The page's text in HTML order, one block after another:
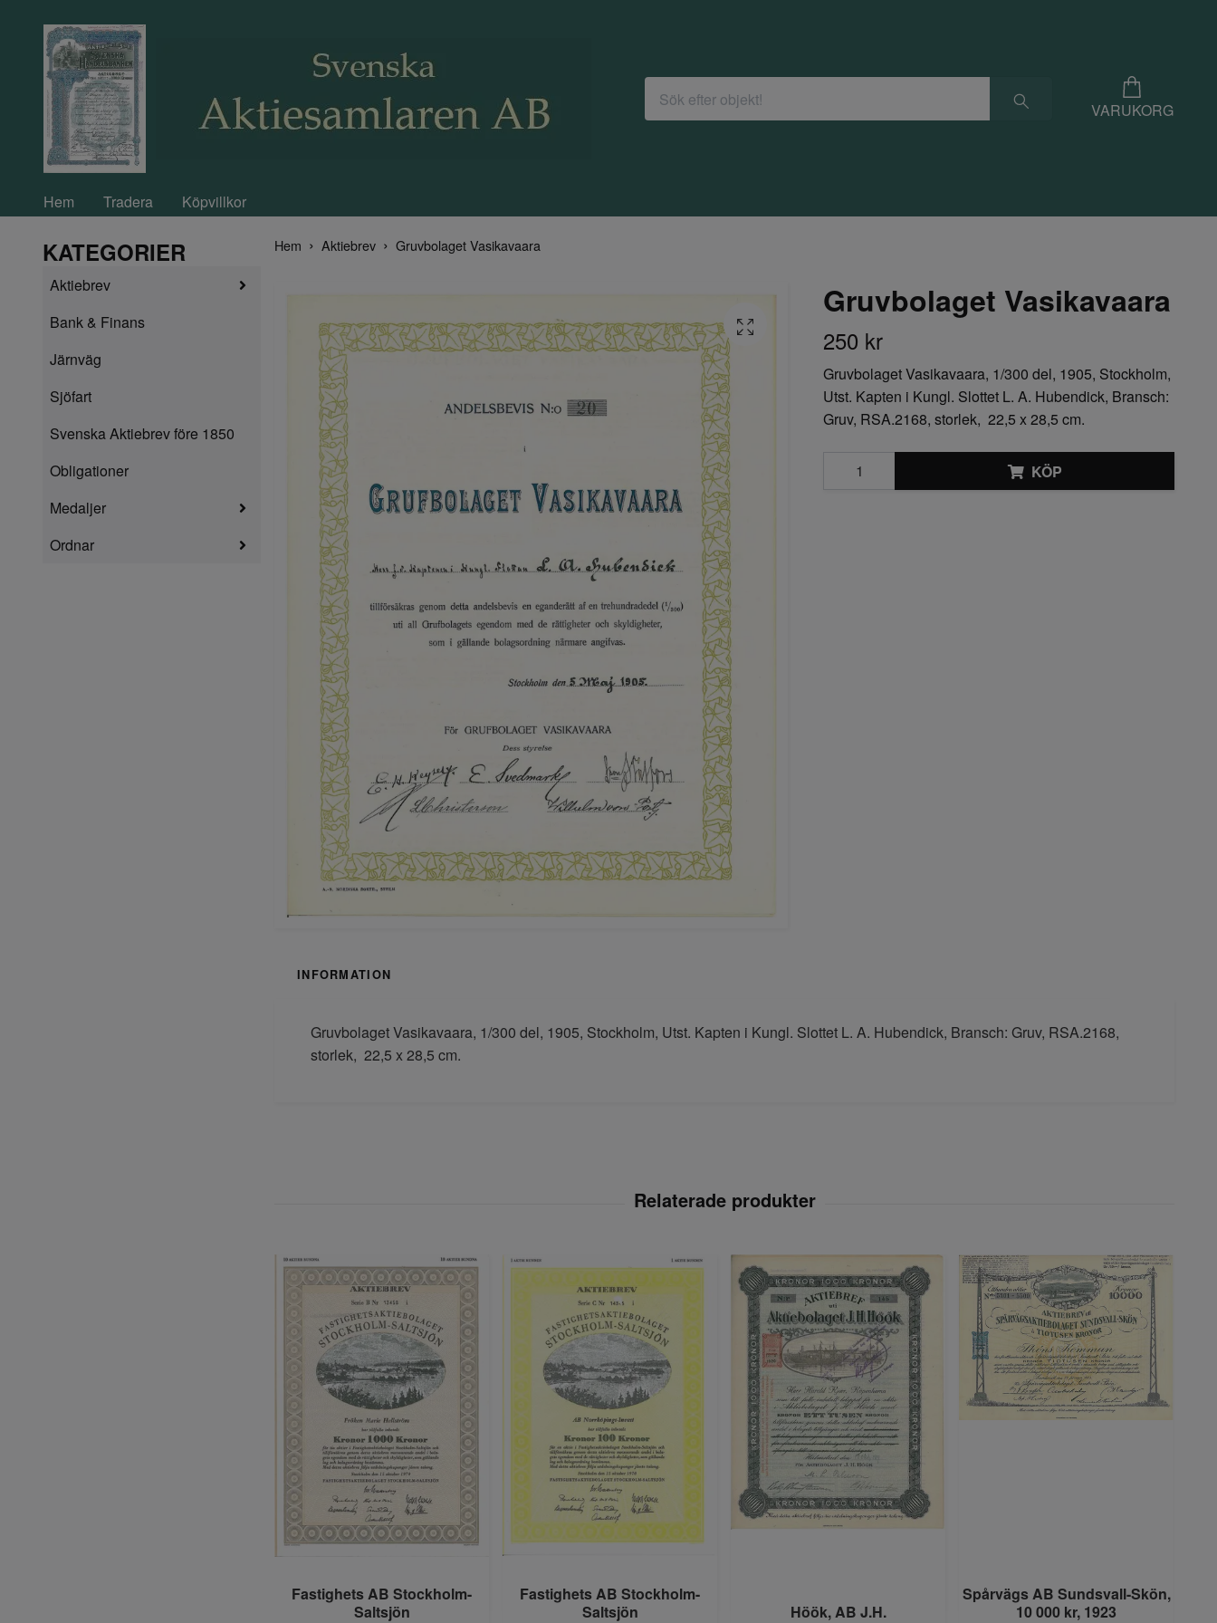
VARUKORG
Hem Tradera Köpvillkor
KATEGORIER
Aktiebrev
Bank & Finans
Järnväg
Sjöfart
Svenska Aktiebrev före 1850
Obligationer
Medaljer
Ordnar
Hem Aktiebrev Gruvbolaget Vasikavaara
Gruvbolaget Vasikavaara
250 kr
Gruvbolaget Vasikavaara, 1/300 del, 1905, Stockholm,
Utst. Kapten i Kungl. Slottet L. A. Hubendick, Bransch:
Gruv, RSA.2168, storlek, 22,5 x 28,5 cm.
KÖP
INFORMATION
Gruvbolaget Vasikavaara, 1/300 del, 1905, Stockholm, Utst. Kapten i Kungl. Slottet L. A. Hubendick, Bransch: Gruv, RSA.2168,
storlek, 22,5 x 28,5 cm.
Fastighets AB Stockholm-
Saltsjön
Fastighets AB Stockholm-
Saltsjön
Höök, AB J.H.
Spårvägs AB Sundsvall-Skön,
10 000 kr, 1923